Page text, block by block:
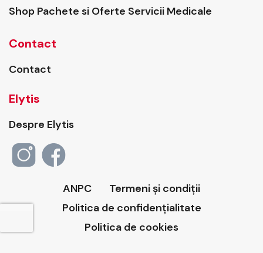
Shop Pachete si Oferte Servicii Medicale
Contact
Contact
Elytis
Despre Elytis
ANPC
Termeni și condiții
Politica de confidențialitate
Politica de cookies